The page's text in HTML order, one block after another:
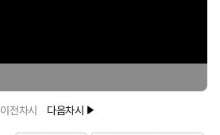
이전차시 다음차시